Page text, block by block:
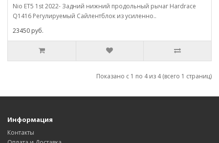
Nio ET5 1st 2022- Задний нижний продольный рычаг Hardrace
Q1416 Регулируемый Сайлентблок из усиленно..
23450 руб.
Показано с 1 по 4 из 4 (всего 1 страниц)
Информация
Контакты